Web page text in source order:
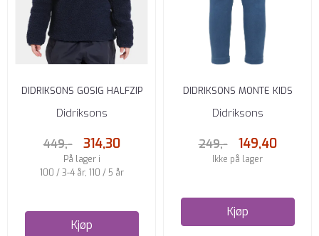
DIDRIKSONS GOSIG HALFZIP
NAVY
Didriksons
449,- 314,30
På lager i
100 / 3-4 år, 110 / 5 år
Kjøp
DIDRIKSONS MONTE KIDS
FLEECE BUKSE GALAXY BLUE
Didriksons
249,- 149,40
Ikke på lager
Kjøp